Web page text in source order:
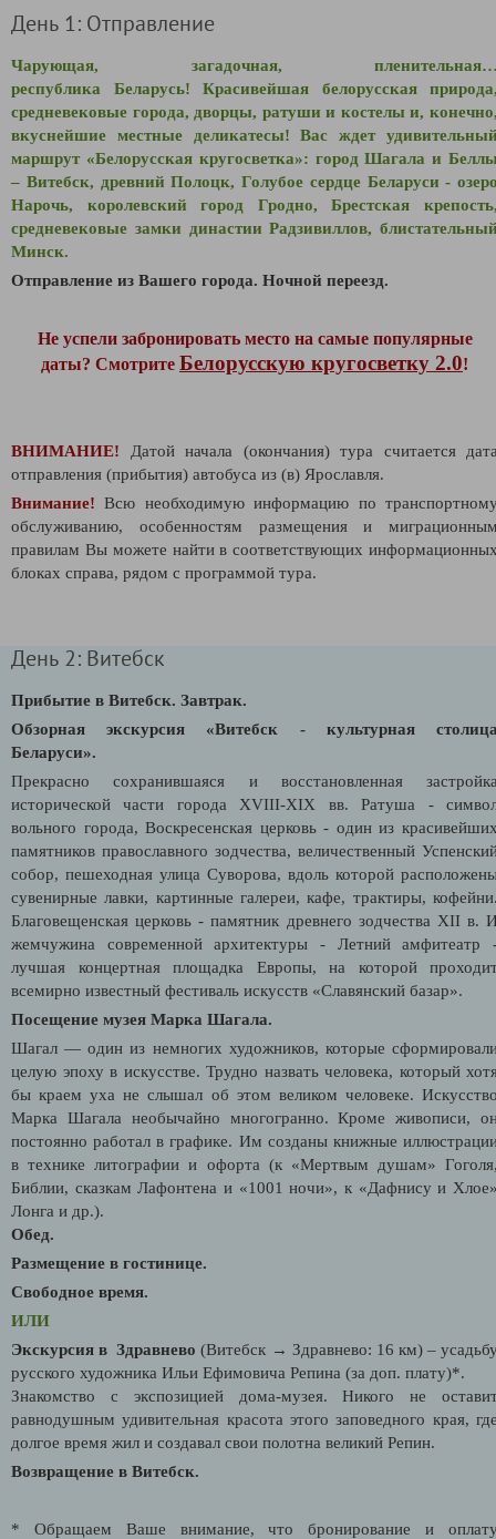
День 1: Отправление
Чарующая, загадочная,
республика Беларусь! Красивейшая белорусская
средневековые города, дворцы, ратуши и костелы и,
вкуснейшие местные деликатесы! Вас ждет
маршрут «Белорусская кругосветка»: город Шагала и
– Витебск, древний Полоцк, Голубое сердце Беларуси -
Нарочь, королевский город Гродно, Брестская
средневековые замки династии Радзивиллов,
Минск.
Отправление из Вашего города. Ночной переезд.
Не успели забронировать место на самые популярные
даты? Смотрите Белорусскую кругосветку 2.0!
ВНИМАНИЕ!
Датой начала (окончания) тура считается
отправления (прибытия) автобуса из (в) Ярославля.
Внимание! Всю необходимую информацию по
обслуживанию, особенностям размещения и
правилам Вы можете найти в соответствующих
блоках справа, рядом с программой тура.
День 2: Витебск
Прибытие в Витебск. Завтрак.
Обзорная экскурсия «Витебск - культурная
Беларуси».
Прекрасно сохранившаяся и восстановленная
исторической части города XVIII-XIX вв. Ратуша -
вольного города, Воскресенская церковь - один из
памятников православного зодчества, величественный
собор, пешеходная улица Суворова, вдоль которой
сувенирные лавки, картинные галереи, кафе, трактиры,
Благовещенская церковь - памятник древнего зодчества XII в.
жемчужина современной архитектуры - Летний амфитеатр
лучшая концертная площадка Европы, на которой
всемирно известный фестиваль искусств «Славянский базар».
Посещение музея Марка Шагала.
Шагал — один из немногих художников, которые
целую эпоху в искусстве. Трудно назвать человека, который
бы краем уха не слышал об этом великом человеке.
Марка Шагала необычайно многогранно. Кроме живописи,
постоянно работал в графике. Им созданы книжные
в технике литографии и офорта (к «Мертвым душам»
Библии, сказкам Лафонтена и «1001 ночи», к «Дафнису и
Лонга и др.).
Обед.
Размещение в гостинице.
Свободное время.
ИЛИ
Экскурсия в Здравнево (Витебск → Здравнево: 16 км) –
русского художника Ильи Ефимовича Репина (за доп. плату)*.
Знакомство с экспозицией дома-музея. Никого не
равнодушным удивительная красота этого заповедного края,
долгое время жил и создавал свои полотна великий Репин.
Возвращение в Витебск.
* Обращаем Ваше внимание, что бронирование и